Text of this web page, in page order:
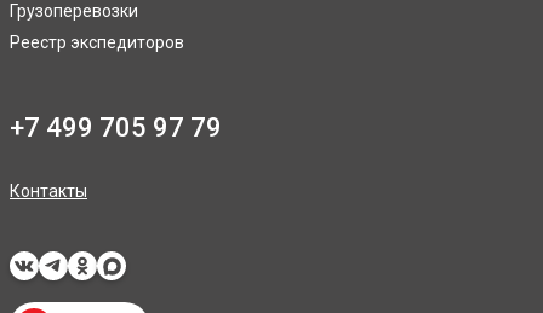
Грузоперевозки
Реестр экспедиторов
+7 499 705 97 79
Контакты